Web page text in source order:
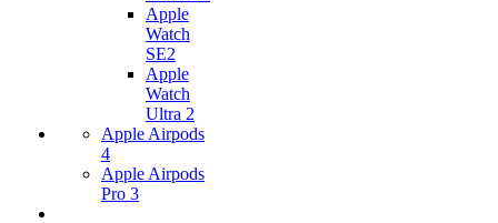
Apple
Watch
SE2
Apple
Watch
Ultra 2
Apple Airpods
4
Apple Airpods
Pro 3